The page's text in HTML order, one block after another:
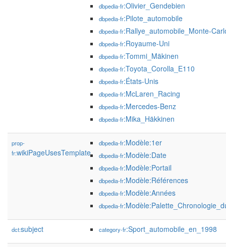
dbpedia-fr:Olivier_Gendebien
dbpedia-fr:Pilote_automobile
dbpedia-fr:Rallye_automobile_Monte-
dbpedia-fr:Royaume-Uni
dbpedia-fr:Tommi_Mäkinen
dbpedia-fr:Toyota_Corolla_E110
dbpedia-fr:États-Unis
dbpedia-fr:McLaren_Racing
dbpedia-fr:Mercedes-Benz
dbpedia-fr:Mika_Häkkinen
prop-
fr:wikiPageUsesTemplate
dbpedia-fr:Modèle:1er
dbpedia-fr:Modèle:Date
dbpedia-fr:Modèle:Portail
dbpedia-fr:Modèle:Références
dbpedia-fr:Modèle:Années
dbpedia-fr
dct:subject category-fr:Sport_automobile_en_1998